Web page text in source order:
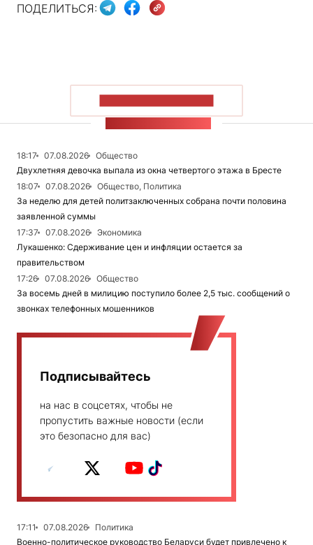
ПОДЕЛИТЬСЯ:
18:17 07.08.2026
Общество
Двухлетняя девочка выпала из окна четвертого этажа в Бресте
18:07
07.08.2026
Общество, Политика
За неделю для детей политзаключенных собрана почти половина
заявленной суммы
17:37
07.08.2026
Экономика
Лукашенко: Сдерживание цен и инфляции остается за
правительством
17:26
07.08.2026
Общество
За восемь дней в милицию поступило более 2,5 тыс. сообщений о
звонках телефонных мошенников
Подписывайтесь
на нас в соцсетях, чтобы не
пропустить важные новости (если
это безопасно для вас)
17:11 07.08.2026
Политика
Военно-политическое руководство Беларуси будет привлечено к